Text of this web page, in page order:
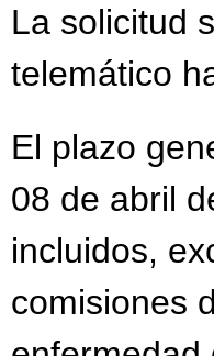
La solicitud
telemático
El plazo
08 de abril
incluidos,
comisiones